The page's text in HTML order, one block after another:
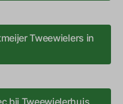
Tweewielers in
bij Tweewielerhuis